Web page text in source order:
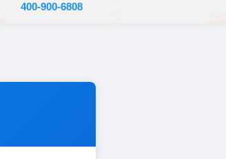
400-900-6808